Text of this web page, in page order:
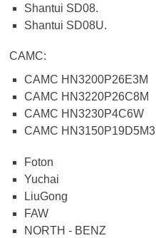
Shantui SD08.
Shantui SD08U.
CAMC:
CAMC HN3200P26E3M
CAMC HN3220P26C8M
CAMC HN3230P4C6W
CAMC HN3150P19D5M3
Foton
Yuchai
LiuGong
FAW
NORTH - BENZ